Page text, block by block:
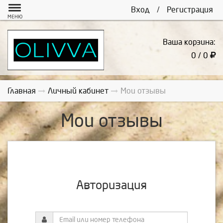
Вход / Регистрация
МЕНЮ
Ваша корзина:
0 / 0
Главная Личный кабинет Мои отзывы
Мои отзывы
Авторизация